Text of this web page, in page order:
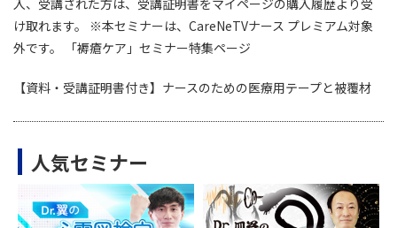
け取れます。 ※本セミナーは、CareNeTVナース プレミアム対象
外です。 「褥瘡ケア」セミナー特集ページ
【資料・受講証明書付き】ナースのための医療用テープと被覆材
人気セミナー